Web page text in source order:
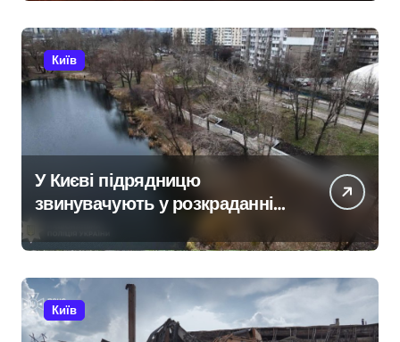
Київ
У Києві підрядницю
звинувачують у розкраданні
під час ремонту зони
«Вербне»
Київ